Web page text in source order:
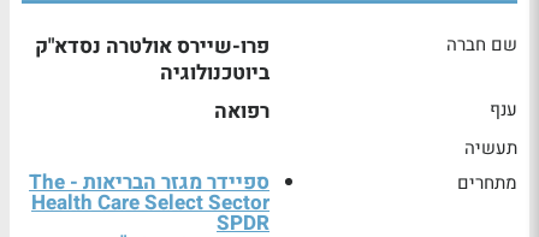
שם חברה
פרו-שיירס אולטרה נסדא"ק
ביוטכנולוגיה
ענף רפואה
תעשיה
מתחרים
ספיידר מגזר הבריאות - The
Health Care Select Sector
SPDR